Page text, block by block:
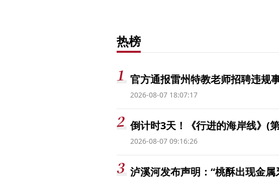
热榜
官方通报雷州特教老师招聘违规
2026-08-07 18:07:17
倒计时3天！《行进的海岸线》(
2026-08-07 09:16:26
泸溪河发布声明：“桃酥出现金